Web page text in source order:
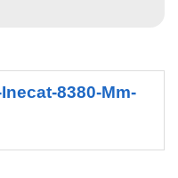
8380-Mm-